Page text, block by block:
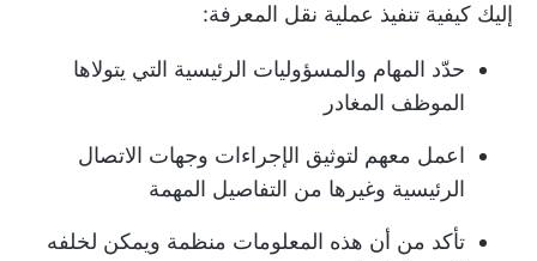
إليك كيفية تنفيذ عملية نقل المعرفة:
حدّد المهام والمسؤوليات الرئيسية التي يتولاها
الموظف المغادر
اعمل معهم لتوثيق الإجراءات وجهات الاتصال
الرئيسية وغيرها من التفاصيل المهمة
تأكد من أن هذه المعلومات منظمة ويمكن لخلفه